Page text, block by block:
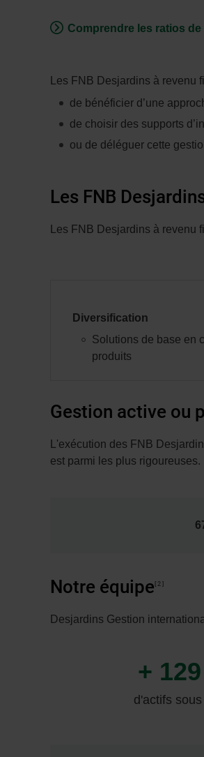
Comprendre les ratios
Les FNB Desjardins à revenu
de bénéficier d’une
de choisir des supports
ou de déléguer cette
Les FNB
Les FNB Desjardins à revenu
Diversification
Solutions de base en
produits
Gestion active ou
L'exécution des FNB
est parmi les plus rigoureuses.
Notre équipe 2
Desjardins Gestion
+
d'actifs